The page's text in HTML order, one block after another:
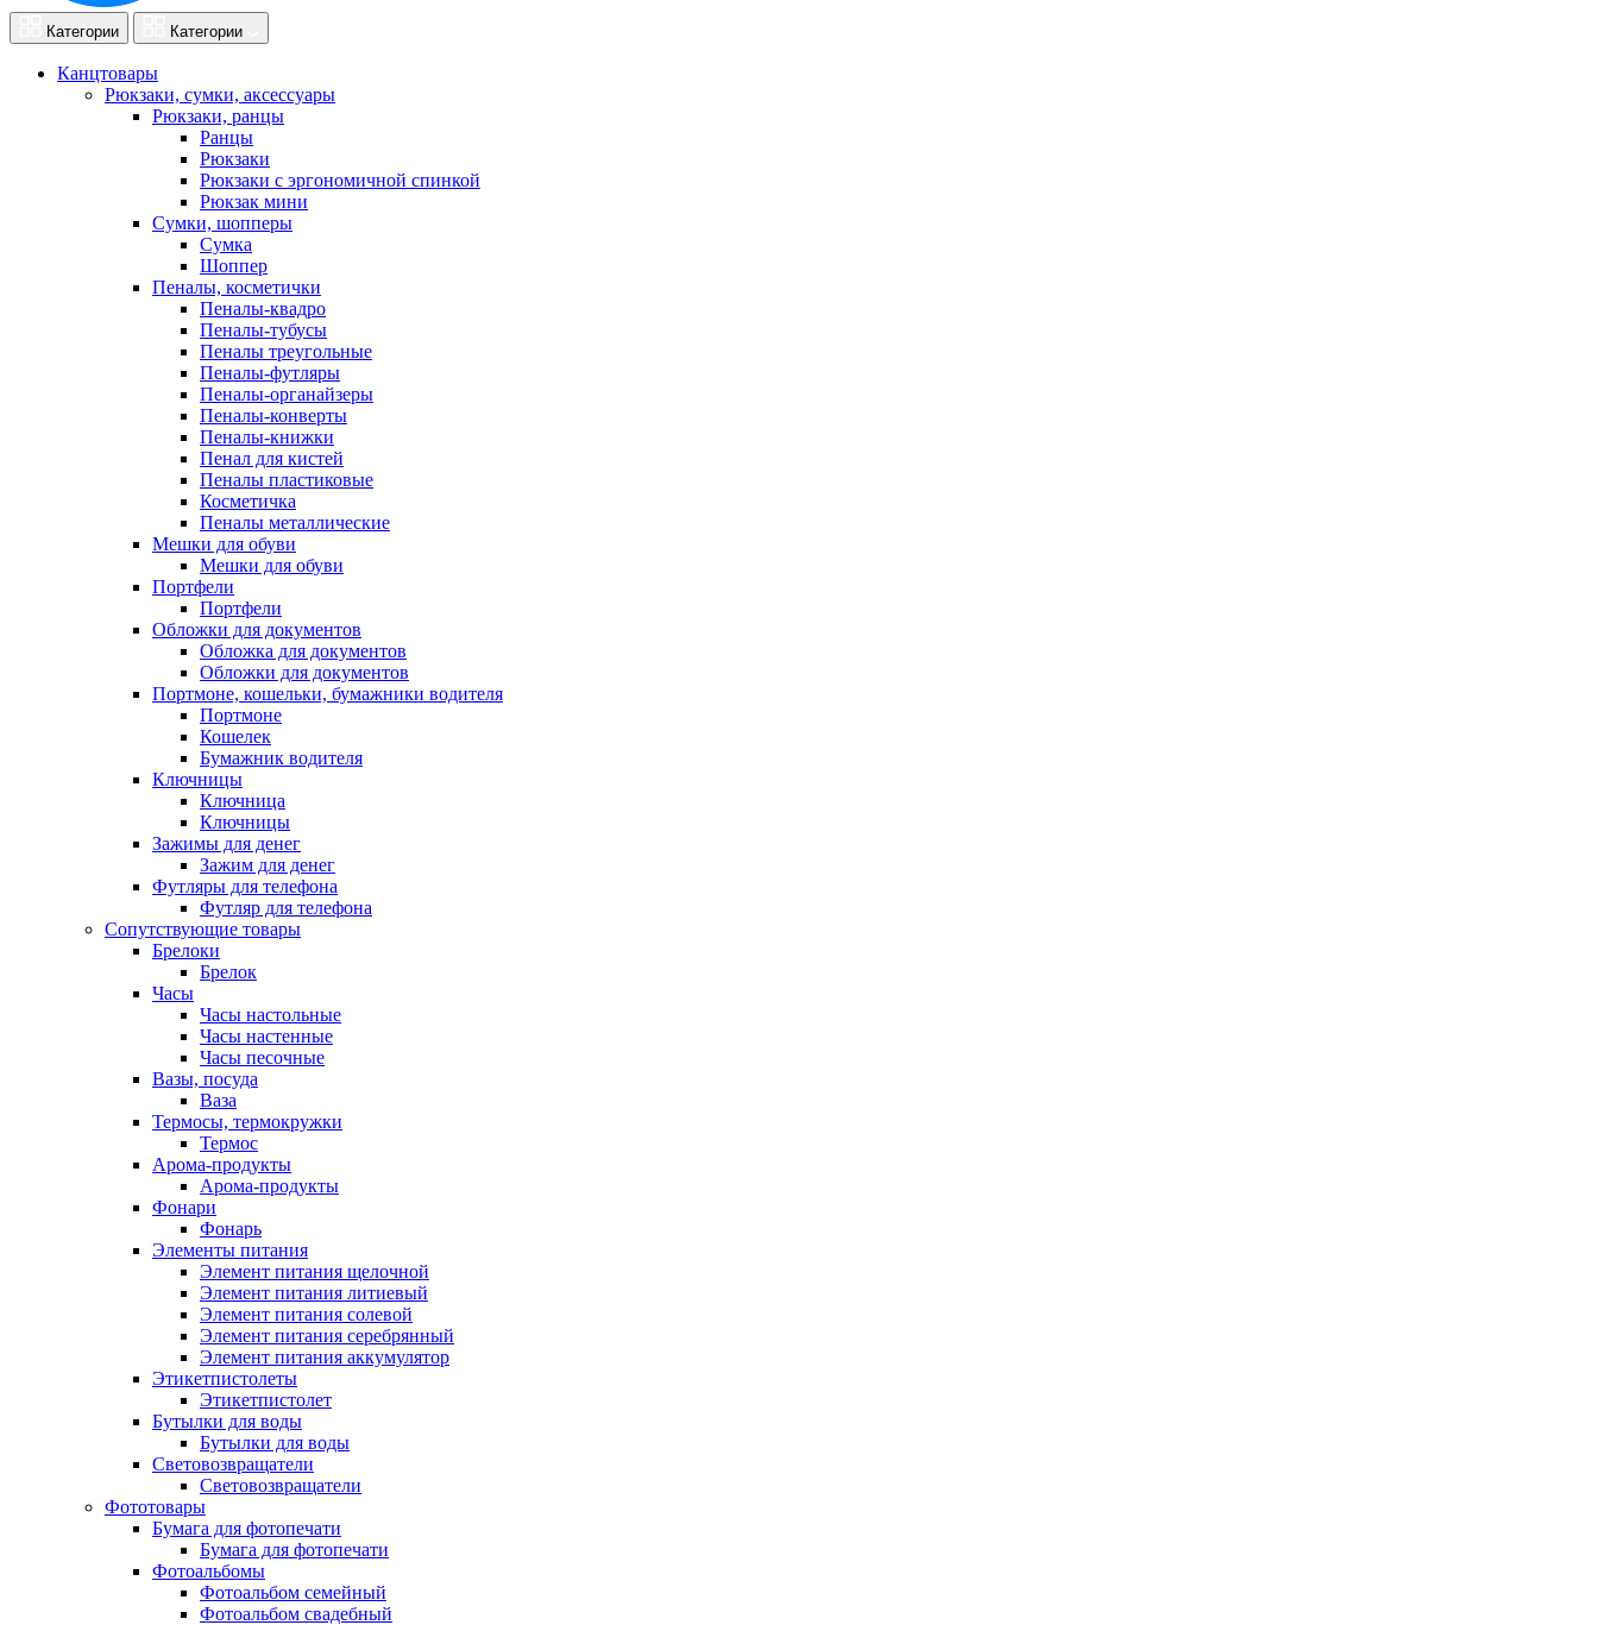
Категории Категории
Канцтовары
Рюкзаки, сумки, аксессуары
Рюкзаки, ранцы
Ранцы
Рюкзаки
Рюкзаки с эргономичной спинкой
Рюкзак мини
Сумки, шопперы
Сумка
Шоппер
Пеналы, косметички
Пеналы-квадро
Пеналы-тубусы
Пеналы треугольные
Пеналы-футляры
Пеналы-органайзеры
Пеналы-конверты
Пеналы-книжки
Пенал для кистей
Пеналы пластиковые
Косметичка
Пеналы металлические
Мешки для обуви
Мешки для обуви
Портфели
Портфели
Обложки для документов
Обложка для документов
Обложки для документов
Портмоне, кошельки, бумажники водителя
Портмоне
Кошелек
Бумажник водителя
Ключницы
Ключница
Ключницы
Зажимы для денег
Зажим для денег
Футляры для телефона
Футляр для телефона
Сопутствующие товары
Брелоки
Брелок
Часы
Часы настольные
Часы настенные
Часы песочные
Вазы, посуда
Ваза
Термосы, термокружки
Термос
Арома-продукты
Арома-продукты
Фонари
Фонарь
Элементы питания
Элемент питания щелочной
Элемент питания литиевый
Элемент питания солевой
Элемент питания серебрянный
Элемент питания аккумулятор
Этикетпистолеты
Этикетпистолет
Бутылки для воды
Бутылки для воды
Световозвращатели
Световозвращатели
Фототовары
Бумага для фотопечати
Бумага для фотопечати
Фотоальбомы
Фотоальбом семейный
Фотоальбом свадебный